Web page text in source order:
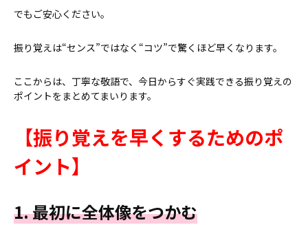
でもご安心ください。
振り覚えは“センス”ではなく“コツ”で驚くほど早くなります。
ここからは、丁寧な敬語で、今日からすぐ実践できる振り覚えの
ポイントをまとめてまいります。
【振り覚えを早くするためのポ
イント】
1. 最初に全体像をつかむ